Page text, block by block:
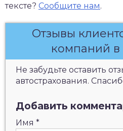
тексте? Сообщите нам.
Отзывы
компаний
Не забудьте оставить
автострахования.
Добавить
Имя *